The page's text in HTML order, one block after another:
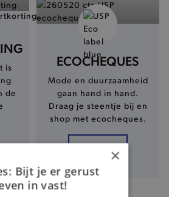
is
de
ECOCHEQUES
Mode en duurzaamheid
gaan hand in hand.
Draag je steentje bij en
shop met ecocheques.
Ontdek×
Bijt je er gerust
in vast!